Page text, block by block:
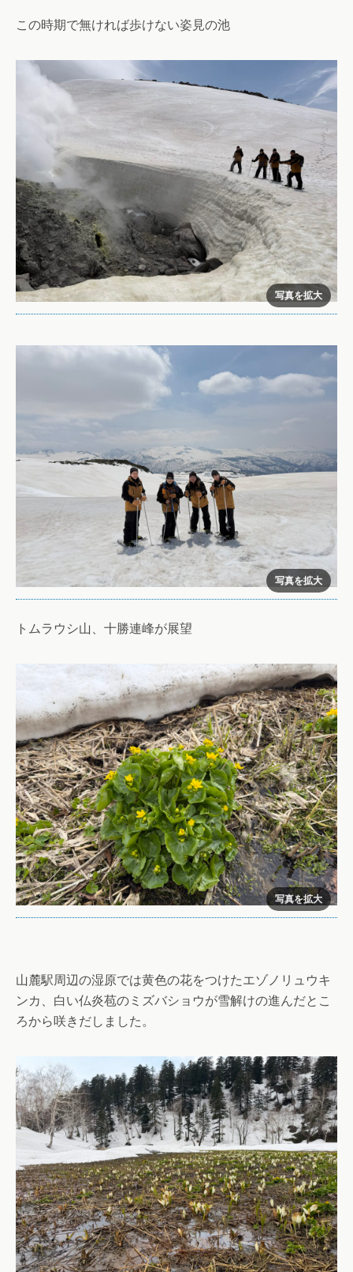
この時期で無ければ歩けない姿見の池
トムラウシ山、十勝連峰が展望
山麓駅周辺の湿原では黄色の花をつけたエゾノリュウキ
ンカ、白い仏炎苞のミズバショウが雪解けの進んだとこ
ろから咲きだしました。